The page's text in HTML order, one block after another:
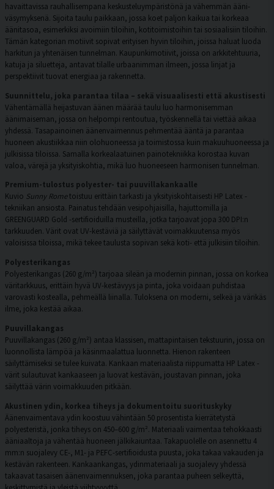
havaittavissa rauhallisempana keskusteluympäristönä ja vähemmän ääni-
väsymyksenä. Sijoita taulu paikkaan, jossa koet paljon kaikua tai korkeaa
äänitasoa, esimerkiksi avoimiin tiloihin, kotitoimistoihin tai sosiaalisiin tiloihin.
Tämän kategorian motiivit sopivat erityisen hyvin tiloihin, joissa haluat luoda
harkitun ja yhtenäisen tunnelman. Kaupunkimotiivit, joissa on arkkitehtuuria,
katuja ja siluetteja, antavat tilalle urbaanimman ilmeen, jossa linjat ja
perspektiivit tuovat energiaa ja rakennetta.
Suunnittelu, joka parantaa tilaa – sekä visuaalisesti että akustisesti
Vähentämällä heijastuvan äänen määrää taulu luo harmonisemman
äänimaiseman, jossa on helpompi rentoutua, työskennellä tai viettää aikaa
yhdessä. Tasapainoinen äänenvaimennus pehmentää ääntä ja parantaa
huoneen akustiikkaa niin olohuoneessa ja toimistossa kuin makuuhuoneessa ja
julkisissa tiloissa. Samalla korkealaatuinen painotekniikka korostaa kuvan
valoa, värejä ja yksityiskohtia, mikä luo huoneeseen harmonisen tunnelman.
Premium-tulostus polyester- tai puuvillakankaalle
Kuvio Sunny Rometoistuu erittäin tarkasti ja yksityiskohtaisesti HP Latex -
tekniikan ansiosta. Painatus tehdään vesipohjaisilla, hajuttomilla ja
GREENGUARD Gold -sertifioiduilla musteilla, jotka tarjoavat jopa 300 DPI:n
tarkkuuden. Värit ovat UV-kestäviä ja säilyttävät voimakkuutensa myös
valoisissa tiloissa, mikä tekee taulusta sopivan sekä koti- että julkisiin tiloihin.
Polyesterikangas
Polyesterikangas (260 g/m²) tarjoaa sileän ja modernin pinnan, jossa on korkea
väritarkkuus, erittäin hyvä UV-kestävyys ja pinta, joka voidaan puhdistaa
varovasti kostealla, pehmeällä liinalla. Tuloksena on moderni, selkeä ja värikäs
ilme, joka kestää aikaa.
Puuvillakangas
Puuvillakangas (260 g/m²) antaa klassisen, mattapintaisen tekstuurin, jossa on
luonnollista lämpöä ja käsinmaalattua luonnetta. Hienon rakenteen
säilyttämiseksi se tulee kuivata. Kankaan materiaalista riippumatta HP Latex -
värit sulautuvat kankaaseen ja luovat kestävän, joustavan pinnan, joka
säilyttää värin voimakkuuden pitkään.
Akustinen ydin, korkea tiheys ja dokumentoitu suorituskyky
Äänenvaimentava ydin koostuu vähintään 50 prosentista kierrätetystä
polyesteristä, jonka tiheys on 450–600 g/m². Materiaali vaimentaa tehokkaasti
ääniaaltoja ja vähentää huoneen jälkikaiuntaa. Takapuolelle on asennettu 4
mm:n suojalevy CE-, M1- ja PEFC-sertifioidusta puusta, joka takaa vakauden ja
kestävän rakenteen. Kankaankangas, ydinmateriaali ja suojalevy yhdessä
takaavat tasaisen äänenvaimennuksen, joka parantaa puheen selkeyttä,